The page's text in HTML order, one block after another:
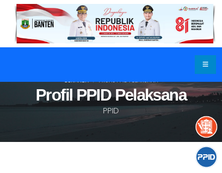
Profil PPID Pelaksana
PPID
BERANDA PROFIL PPID PELAKSANA